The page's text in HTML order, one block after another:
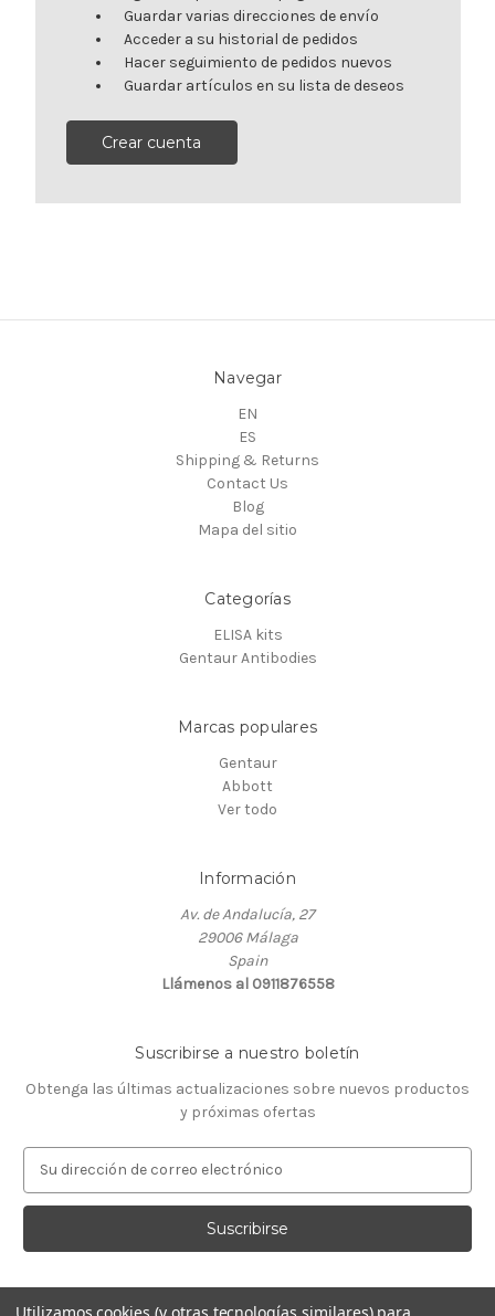
Guardar varias direcciones de envío
Acceder a su historial de pedidos
Hacer seguimiento de pedidos nuevos
Guardar artículos en su lista de deseos
Crear cuenta
Navegar
EN
ES
Shipping & Returns
Contact Us
Blog
Mapa del sitio
Categorías
ELISA kits
Gentaur Antibodies
Marcas populares
Gentaur
Abbott
Ver todo
Información
Av. de Andalucía, 27
29006 Málaga
Spain
Llámenos al 0911876558
Suscribirse a nuestro boletín
Obtenga las últimas actualizaciones sobre nuevos productos
y próximas ofertas
r
c